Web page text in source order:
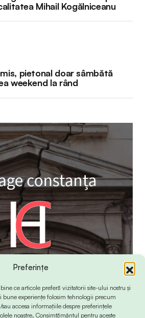
Preferințe
ce articole preferă vizitatorii site-ului nostru și
bune experiențe folosim tehnologii precum
accesa informațiile despre preferințele
noastre. Consimțământul pentru aceste
Mihail Kogălniceanu
pietonal doar sâmbătă
weekend la rând